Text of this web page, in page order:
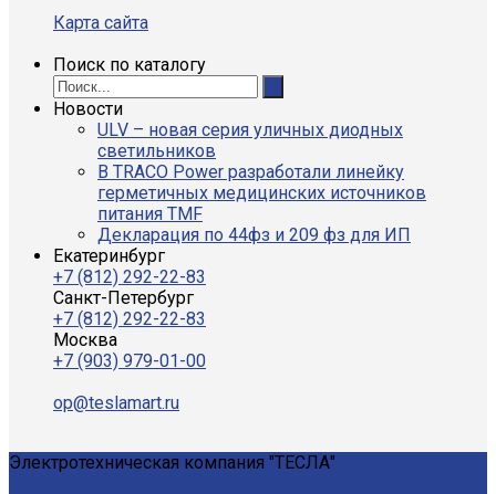
Карта сайта
Поиск по каталогу
Новости
ULV – новая серия уличных диодных
светильников
В TRACO Power разработали линейку
герметичных медицинских источников
питания TMF
Декларация по 44фз и 209 фз для ИП
Екатеринбург
+7 (812) 292-22-83
Санкт-Петербург
+7 (812) 292-22-83
Москва
+7 (903) 979-01-00
op@teslamart.ru
Электротехническая компания "ТЕСЛА"